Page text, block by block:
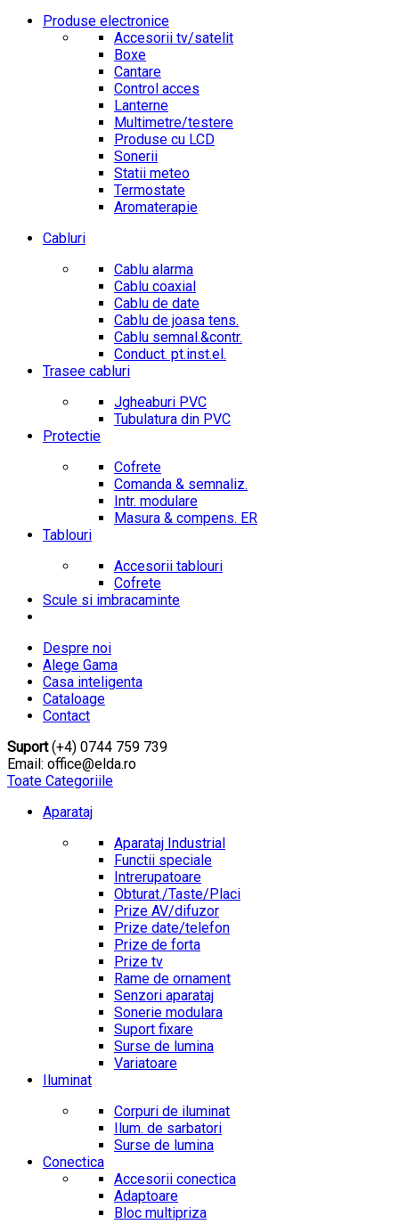
Produse electronice
Accesorii tv/satelit
Boxe
Cantare
Control acces
Lanterne
Multimetre/testere
Produse cu LCD
Sonerii
Statii meteo
Termostate
Aromaterapie
Cabluri
Cablu alarma
Cablu coaxial
Cablu de date
Cablu de joasa tens.
Cablu semnal.&contr.
Conduct. pt.inst.el.
Trasee cabluri
Jgheaburi PVC
Tubulatura din PVC
Protectie
Cofrete
Comanda & semnaliz.
Intr. modulare
Masura & compens. ER
Tablouri
Accesorii tablouri
Cofrete
Scule si imbracaminte
Despre noi
Alege Gama
Casa inteligenta
Cataloage
Contact
Suport(+4) 0744 759 739
Email: office@elda.ro
Toate Categoriile
Aparataj
Aparataj Industrial
Functii speciale
Intrerupatoare
Obturat./Taste/Placi
Prize AV/difuzor
Prize date/telefon
Prize de forta
Prize tv
Rame de ornament
Senzori aparataj
Sonerie modulara
Suport fixare
Surse de lumina
Variatoare
Iluminat
Corpuri de iluminat
Ilum. de sarbatori
Surse de lumina
Conectica
Accesorii conectica
Adaptoare
Bloc multipriza